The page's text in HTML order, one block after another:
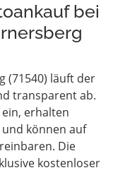
bei
(71540) läuft der
transparent ab.
erhalten
können auf
Die
kostenloser